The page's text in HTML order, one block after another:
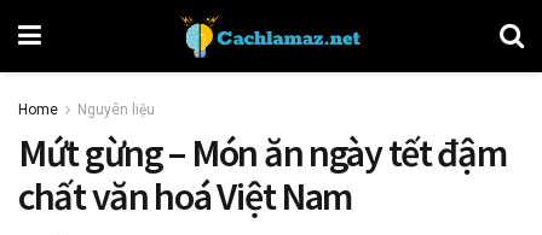
Home Nguyên liệu
Mứt gừng – Món ăn ngày tết đậm
chất văn hoá Việt Nam